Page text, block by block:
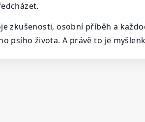
zkušenosti, osobní příběh a
psího života. A právě to je